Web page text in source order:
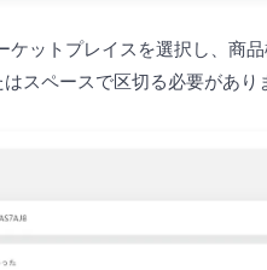
ットプレイスを選択し、商
スペースで区切る必要があり